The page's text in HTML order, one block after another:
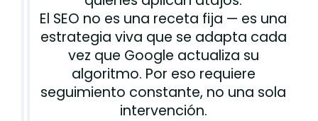
El SEO no es una receta fija — es una
estrategia viva que se adapta cada
vez que Google actualiza su
algoritmo. Por eso requiere
seguimiento constante, no una sola
intervención.